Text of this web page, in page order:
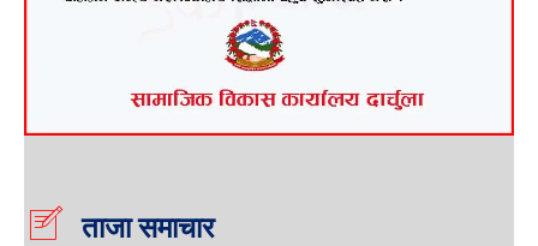
ताजा समाचार